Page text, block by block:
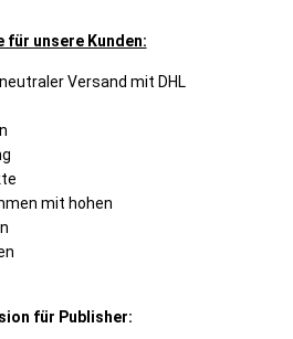
für unsere Kunden:
Versand mit DHL
mit hohen
für Publisher: